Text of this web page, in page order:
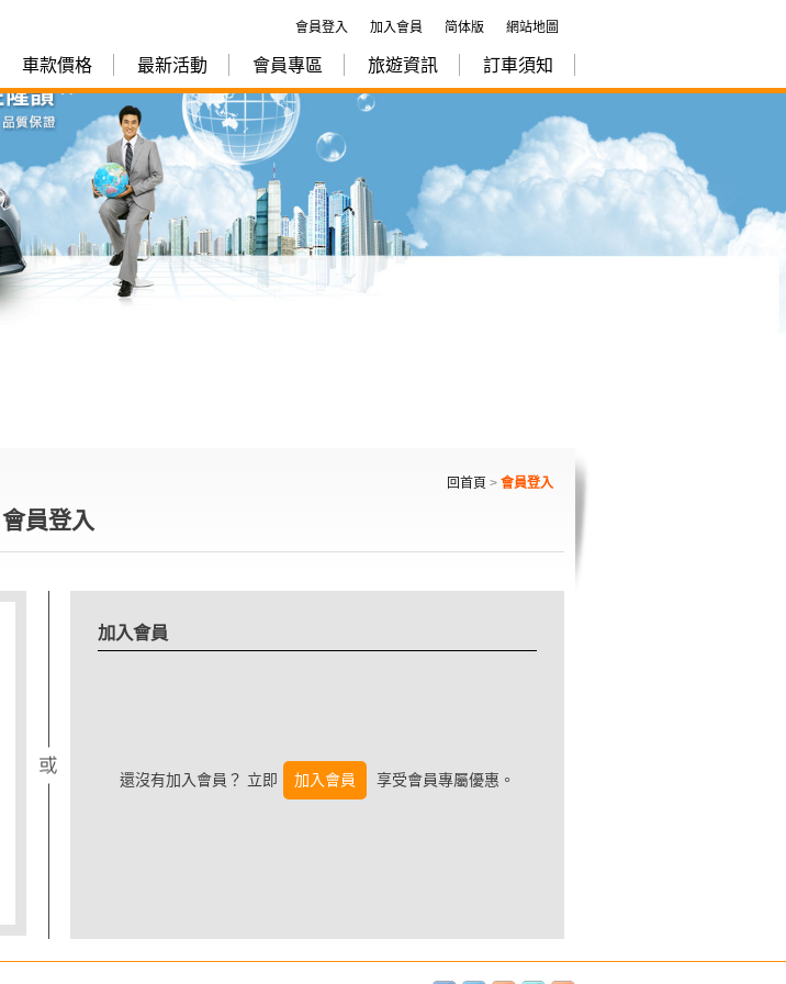
會員登入 加入會員 简体版 網站地圖
車款價格 最新活動 會員專區 旅遊資訊 訂車須知
回首頁 > 會員登入
會員登入
加入會員
還沒有加入會員？ 立即 加入會員 享受會員專屬優惠。